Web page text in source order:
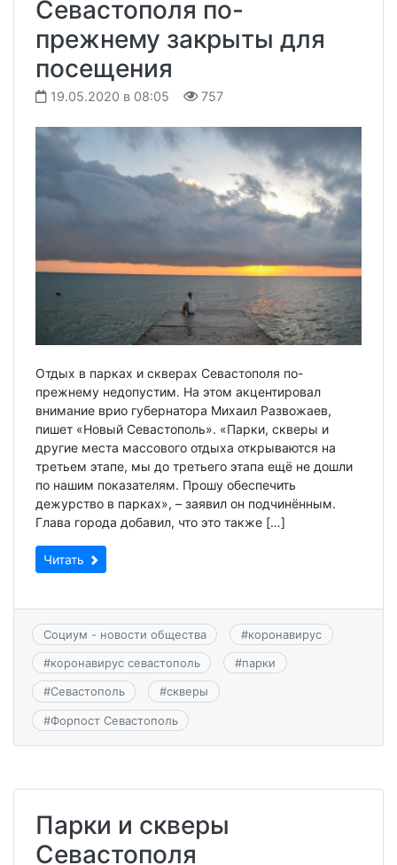
Севастополя по-
прежнему закрыты для
посещения
19.05.2020 в 08:05 757
Отдых в парках и скверах Севастополя по-
прежнему недопустим. На этом акцентировал
внимание врио губернатора Михаил Развожаев,
пишет «Новый Севастополь». «Парки, скверы и
другие места массового отдыха открываются на
третьем этапе, мы до третьего этапа ещё не дошли
по нашим показателям. Прошу обеспечить
дежурство в парках», – заявил он подчинённым.
Глава города добавил, что это также […]
Читать
Социум - новости общества #коронавирус
#коронавирус севастополь #парки
#Севастополь #скверы
#Форпост Севастополь
Парки и скверы
Севастополя